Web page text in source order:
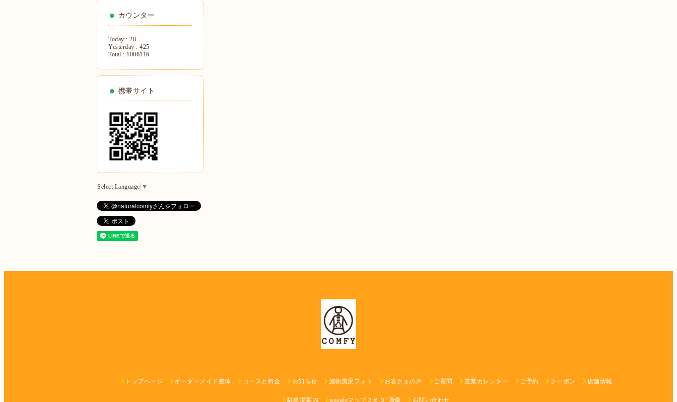
カウンター
Today : 28
Yesterday : 425
Total : 1006116
携帯サイト
Select Language ▼
トップページ オーダーメイド整体 コースと料金 お知らせ 施術風景フォト お客さまの声 ご質問 営業カレンダー ご予約 クーポン 店舗情報
駐車場案内 googleマップ３６０°画像 お問い合わせ